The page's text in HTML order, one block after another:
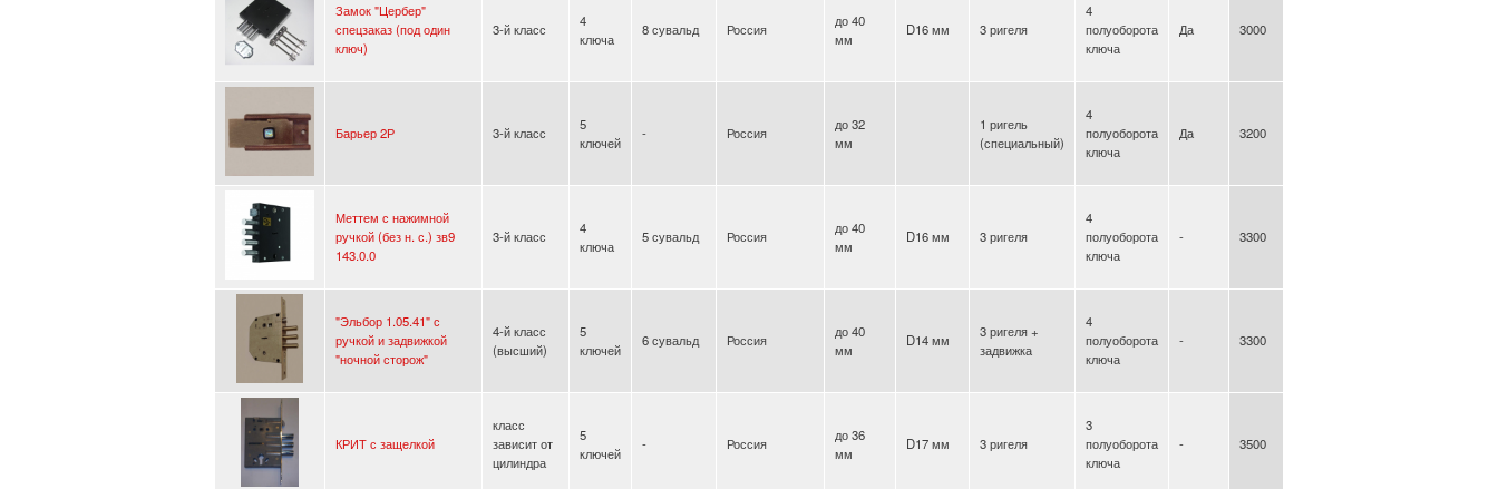
Замок "Цербер"
спецзаказ (под один
ключ)
3-й класс
4
ключа
8 сувальд Россия
до 40
мм
D16 мм 3 ригеля
4
полуоборота
ключа
Да 3000
Барьер 2Р 3-й класс
5
ключей
- Россия
до 32
мм
1 ригель
(специальный)
4
полуоборота
ключа
Да 3200
Меттем с нажимной
ручкой (без н. с.) зв9
143.0.0
3-й класс
4
ключа
5 сувальд Россия
до 40
мм
D16 мм 3 ригеля
4
полуоборота
ключа
- 3300
"Эльбор 1.05.41" с
ручкой и задвижкой
"ночной сторож"
4-й класс
(высший)
5
ключей
6 сувальд Россия
до 40
мм
D14 мм
3 ригеля +
задвижка
4
полуоборота
ключа
- 3300
КРИТ с защелкой
класс
зависит от
цилиндра
5
ключей
- Россия
до 36
мм
D17 мм 3 ригеля
3
полуоборота
ключа
- 3500